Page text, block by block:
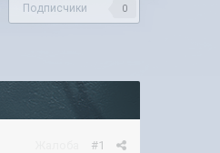
Подписчики 0
#1